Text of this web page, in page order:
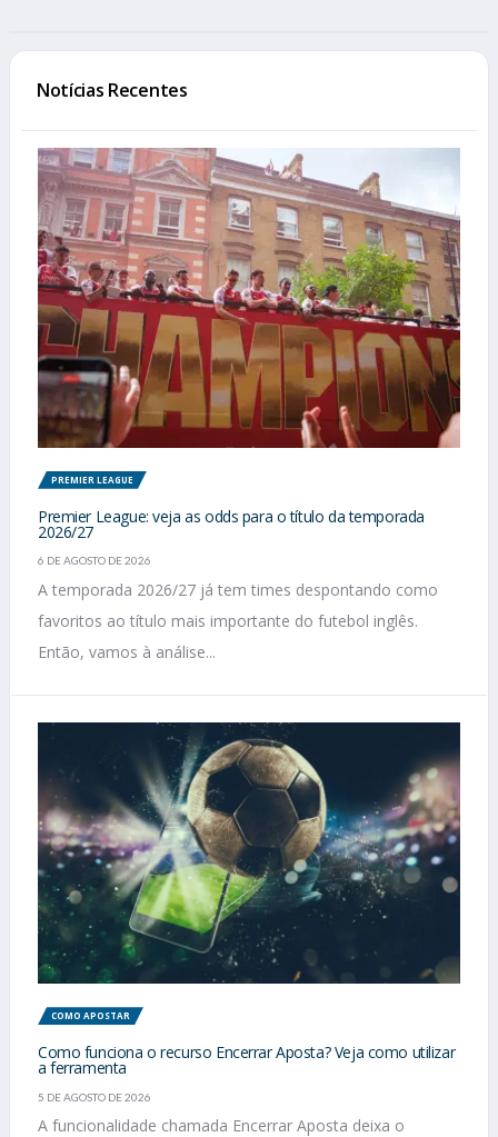
Notícias Recentes
PREMIER LEAGUE
Premier League: veja as odds para o título da temporada
2026/27
6 DE AGOSTO DE 2026
A temporada 2026/27 já tem times despontando como
favoritos ao título mais importante do futebol inglês.
Então, vamos à análise...
COMO APOSTAR
Como funciona o recurso Encerrar Aposta? Veja como utilizar
a ferramenta
5 DE AGOSTO DE 2026
A funcionalidade chamada Encerrar Aposta deixa o